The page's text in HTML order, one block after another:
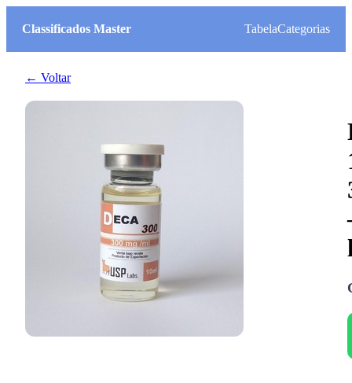
Classificados Master TabelaCategorias
← Voltar